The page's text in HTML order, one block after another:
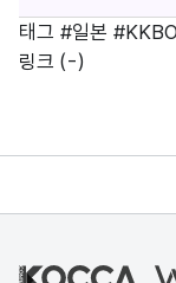
태그 #일본
링크 (-)